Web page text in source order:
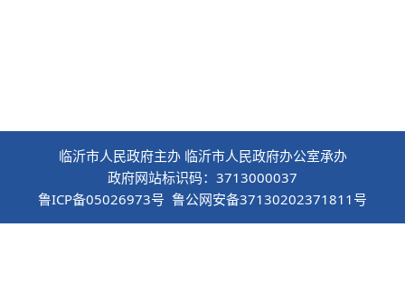
临沂市人民政府主办 临沂市人民政府办公室承办
政府网站标识码：3713000037
鲁ICP备05026973号 鲁公网安备37130202371811号